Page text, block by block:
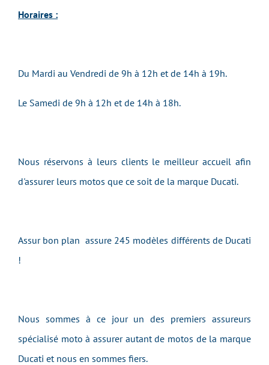
Horaires :
Du Mardi au Vendredi de 9h à 12h et de 14h à 19h.
Le Samedi de 9h à 12h et de 14h à 18h.
Nous réservons à leurs clients le meilleur accueil afin
d'assurer leurs motos que ce soit de la marque Ducati.
Assur bon plan assure 245 modèles différents de Ducati
!
Nous sommes à ce jour un des premiers assureurs
spécialisé moto à assurer autant de motos de la marque
Ducati et nous en sommes fiers.